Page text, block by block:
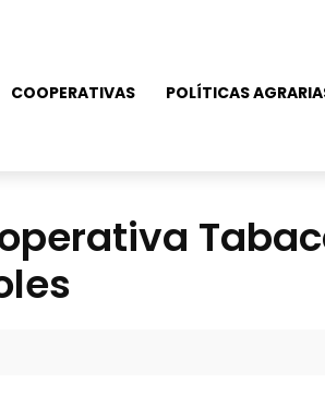
COOPERATIVAS POLÍTICAS